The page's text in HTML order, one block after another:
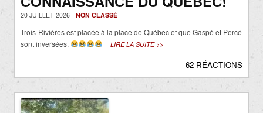
20 JUILLET 2026 - NON CLASSÉ
Trois-Rivières est placée à la place de Québec et que Gaspé et Percé
sont inversées.
LIRE LA SUITE >>
62 RÉACTIONS